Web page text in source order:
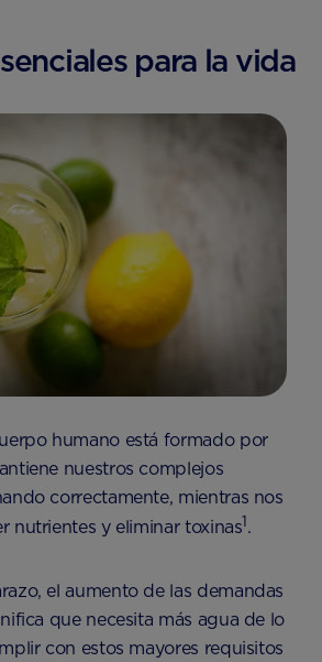
para la vida
humano está formado por
nuestros complejos
correctamente, mientras nos
nutrientes y eliminar toxinas1.
el aumento de las demandas
que necesita más agua de lo
con estos mayores requisitos